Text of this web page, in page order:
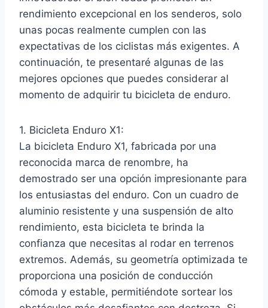
rendimiento excepcional en los senderos, solo
unas pocas realmente cumplen con las
expectativas de los ciclistas más exigentes. A
continuación, te presentaré algunas de las
mejores opciones que puedes considerar al
momento de adquirir tu bicicleta de enduro.
1. Bicicleta Enduro X1:
La bicicleta Enduro X1, fabricada por una
reconocida marca de renombre, ha
demostrado ser una opción impresionante para
los entusiastas del enduro. Con un cuadro de
aluminio resistente y una suspensión de alto
rendimiento, esta bicicleta te brinda la
confianza que necesitas al rodar en terrenos
extremos. Además, su geometría optimizada te
proporciona una posición de conducción
cómoda y estable, permitiéndote sortear los